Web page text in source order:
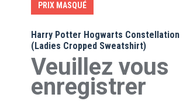
PRIX MASQUÉ
Harry Potter Hogwarts Constellation
(Ladies Cropped Sweatshirt)
Veuillez vous
enregistrer